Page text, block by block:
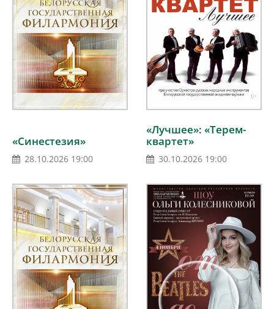
«Синестезия»
28.10.2026 19:00
«Лучшее»: «Терем-
квартет»
30.10.2026 19:00